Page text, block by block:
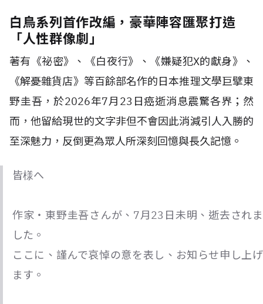
白鳥系列首作改編，豪華陣容匯聚打造
「人性群像劇」
著有《祕密》、《白夜行》、《嫌疑犯X的獻身》、
《解憂雜貨店》等百餘部名作的日本推理文學巨擘東
野圭吾，於2026年7月23日癌逝消息震驚各界；然
而，他留給現世的文字非但不會因此消減引人入勝的
至深魅力，反倒更為眾人所深刻回憶與長久記憶。
皆様へ
作家・東野圭吾さんが、7月23日未明、逝去されま
した。
ここに、謹んで哀悼の意を表し、お知らせ申し上げ
ます。